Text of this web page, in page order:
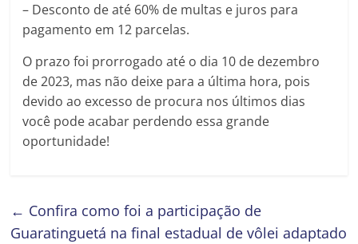
– Desconto de até 60% de multas e juros para
pagamento em 12 parcelas.
O prazo foi prorrogado até o dia 10 de dezembro
de 2023, mas não deixe para a última hora, pois
devido ao excesso de procura nos últimos dias
você pode acabar perdendo essa grande
oportunidade!
← Confira como foi a participação de
Guaratinguetá na final estadual de vôlei adaptado